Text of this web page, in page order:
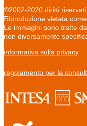
©2002-2020 diritti riservati
Riproduzione vietata
Le immagini sono tratte
non diversamente
informativa sulla privacy
regolamento per la